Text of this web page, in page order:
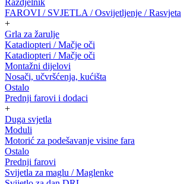
Razdjelnik
FAROVI / SVJETLA / Osvijetljenje / Rasvjeta
+
Grla za žarulje
Katadiopteri / Mačje oči
Katadiopteri / Mačje oči
Montažni dijelovi
Nosači, učvršćenja, kućišta
Ostalo
Prednji farovi i dodaci
+
Duga svjetla
Moduli
Motorić za podešavanje visine fara
Ostalo
Prednji farovi
Svijetla za maglu / Maglenke